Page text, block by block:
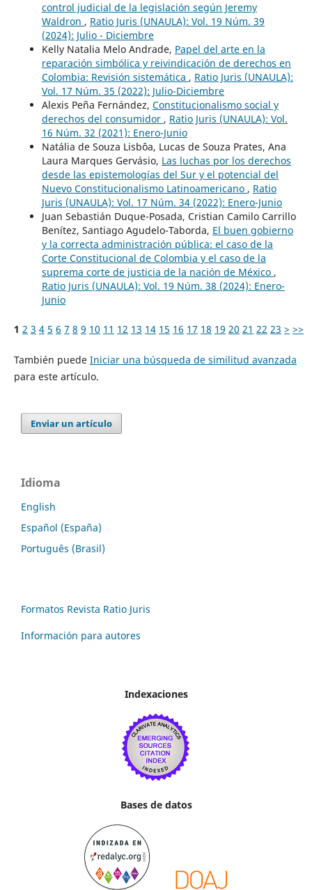
control judicial de la legislación según Jeremy
Waldron , Ratio Juris (UNAULA): Vol. 19 Núm. 39
(2024): Julio - Diciembre
Kelly Natalia Melo Andrade, Papel del arte en la
reparación simbólica y reivindicación de derechos en
Colombia: Revisión sistemática , Ratio Juris (UNAULA):
Vol. 17 Núm. 35 (2022): Julio-Diciembre
Alexis Peña Fernández, Constitucionalismo social y
derechos del consumidor , Ratio Juris (UNAULA): Vol.
16 Núm. 32 (2021): Enero-Junio
Natália de Souza Lisbôa, Lucas de Souza Prates, Ana
Laura Marques Gervásio, Las luchas por los derechos
desde las epistemologías del Sur y el potencial del
Nuevo Constitucionalismo Latinoamericano , Ratio
Juris (UNAULA): Vol. 17 Núm. 34 (2022): Enero-Junio
Juan Sebastián Duque-Posada, Cristian Camilo Carrillo
Benítez, Santiago Agudelo-Taborda, El buen gobierno
y la correcta administración pública: el caso de la
Corte Constitucional de Colombia y el caso de la
suprema corte de justicia de la nación de México ,
Ratio Juris (UNAULA): Vol. 19 Núm. 38 (2024): Enero-
Junio
1 2 3 4 5 6 7 8 9 10 11 12 13 14 15 16 17 18 19 20 21 22 23 > >>
También puede Iniciar una búsqueda de similitud avanzada
para este artículo.
Enviar un artículo
Idioma
English
Español (España)
Português (Brasil)
Formatos Revista Ratio Juris
Información para autores
Indexaciones
Bases de datos